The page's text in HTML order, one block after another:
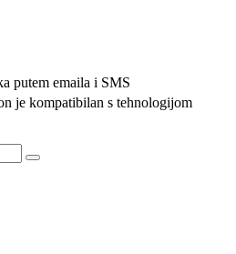
putem emaila i SMS
je kompatibilan s tehnologijom